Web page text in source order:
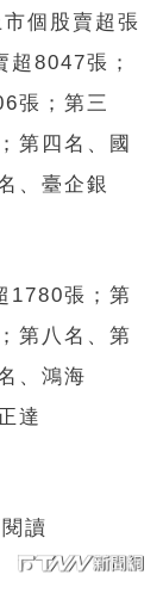
個股賣超張
8047張；
張；第三
第四名、國
、臺企銀
1780張；第
第八名、第
、鴻海
達
讀